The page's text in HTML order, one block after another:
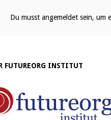
Du musst angemeldet sein, um
FUTUREORG INSTITUT